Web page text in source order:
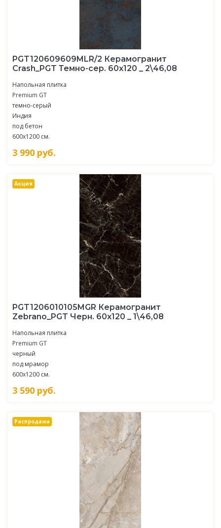
PGT120609609MLR/2 Керамогранит
Crash_PGT Темно-сер. 60x120 _ 2\46,08
Напольная плитка
Premium GT
темно-серый
Индия
под бетон
600x1200 см.
3 990 руб.
Акция
PGT1206010105MGR Керамогранит
Zebrano_PGT Черн. 60x120 _ 1\46,08
Напольная плитка
Premium GT
черный
под мрамор
600x1200 см.
3 590 руб.
Распродажа